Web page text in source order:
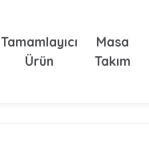
Tamamlayıcı
Ürün
Masa
Takım